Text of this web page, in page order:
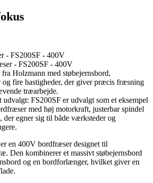
- FS200SF - 400V
Holzmann med støbejernsbord,
fire hastigheder, der giver præcis fræsning
træarbejde.
FS200SF er udvalgt som et eksempel
med høj motorkraft, justerbar spindel
der egner sig til både værksteder og
en 400V bordfræser designet til
Den kombinerer et massivt støbejernsbord
og en bordforlænger, hvilket giver en